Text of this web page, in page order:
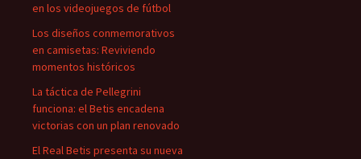
en los videojuegos de fútbol
Los diseños conmemorativos
en camisetas: Reviviendo
momentos históricos
La táctica de Pellegrini
funciona: el Betis encadena
victorias con un plan renovado
El Real Betis presenta su nueva